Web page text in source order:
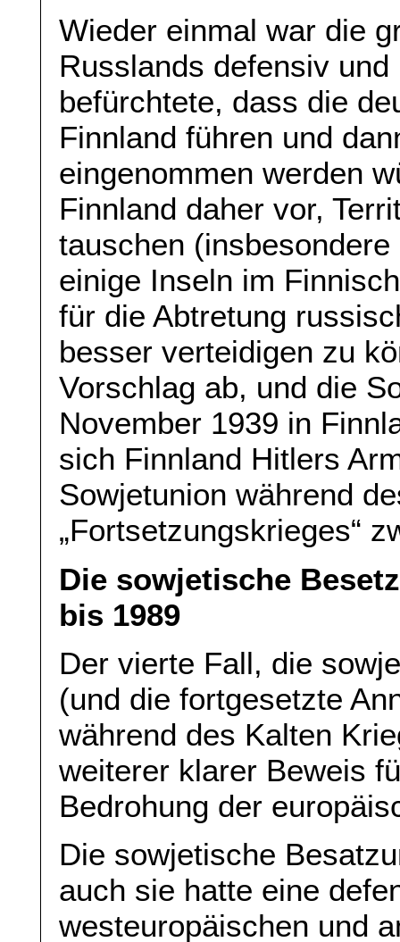
Wieder einmal war die
Russlands defensiv
befürchtete, dass die
Finnland führen und
eingenommen werden
Finnland daher vor,
tauschen
einige Inseln im
für die Abtretung
besser verteidigen zu
Vorschlag ab, und die
November 1939 in
sich Finnland Hitlers
Sowjetunion während
„Fortsetzungskrieges“
Die sowjetische
bis 1989
Der vierte Fall, die
(und die fortgesetzte
während des Kalten
weiterer klarer Beweis
Bedrohung der
Die sowjetische
auch sie hatte eine
westeuropäischen und